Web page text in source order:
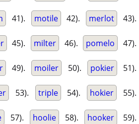
41). motile 42). merlot 43).
45). milter 46). pomelo 47).
49). moiler 50). pokier 51).
53). triple 54). hokier 55).
57). hoolie 58). hooker 59).